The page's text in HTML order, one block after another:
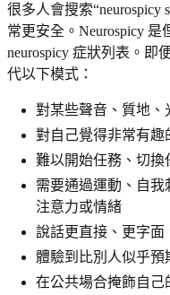
很多人會搜索“neurospicy
常更安全。Neurospicy
neurospicy 症狀列表。即
代以下模式：
對某些聲音、質地、
對自己覺得非常有趣
難以開始任務、切換
需要通過運動、自
注意力或情緒
說話更直接、更字面
體驗到比別人似乎預
在公共場合掩飾自己